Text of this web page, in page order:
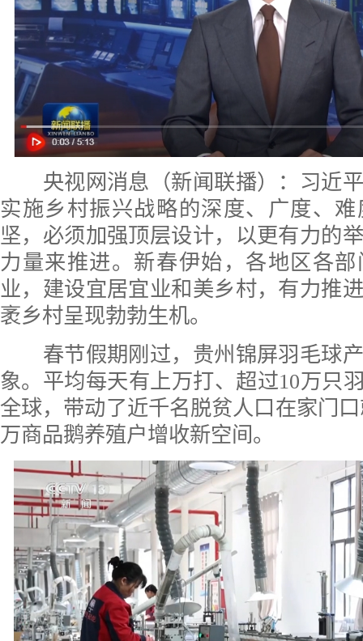
央视网消息（新闻联播）：习近平
实施乡村振兴战略的深度、广度、
坚，必须加强顶层设计，以更有力的
力量来推进。新春伊始，各地区各
业，建设宜居宜业和美乡村，有力推
袤乡村呈现勃勃生机。
春节假期刚过，贵州锦屏羽毛球产
象。平均每天有上万打、超过10万只
全球，带动了近千名脱贫人口在家门
万商品鹅养殖户增收新空间。